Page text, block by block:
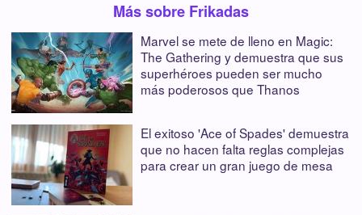
Más sobre Frikadas
Marvel se mete de lleno en Magic:
The Gathering y demuestra que sus
superhéroes pueden ser mucho
más poderosos que Thanos
El exitoso 'Ace of Spades' demuestra
que no hacen falta reglas complejas
para crear un gran juego de mesa